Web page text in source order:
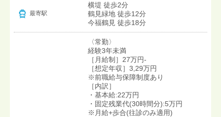
最寄駅
横堤 徒歩2分
鶴見緑地 徒歩12分
今福鶴見 徒歩18分
〈常勤〉
経験3年未満
［月給制］27万円-
［想定年収］3,29万円
※前職給与保障制度あり
［内訳］
・基本給:22万円
・固定残業代(30時間分):5万円
※月給+歩合(往診のみ適用)